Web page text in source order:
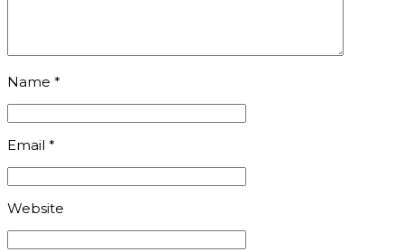
Name *
Email *
Website